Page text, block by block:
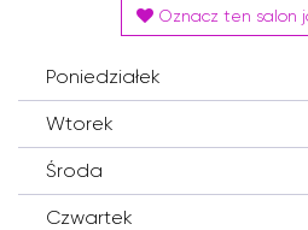
Oznacz ten salon
Poniedziałek
Wtorek
Środa
Czwartek